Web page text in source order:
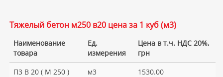
Тяжелый бетон м250 в20 цена за 1 куб (м3)
Наименование
товара
Ед.
измерения
Цена в т.ч. НДС 20%,
грн
П3 В 20 ( М 250 )
м3 1530.00